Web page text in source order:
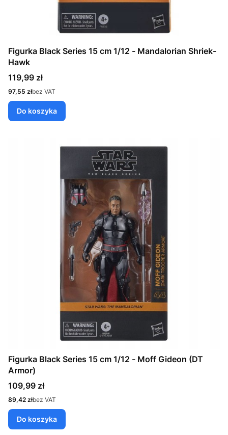
Figurka Black Series 15 cm 1/12 - Mandalorian Shriek-
Hawk
Cena
119,99 zł
Cena
97,55 złbez VAT
Do koszyka
Figurka Black Series 15 cm 1/12 - Moff Gideon (DT
Armor)
Cena
109,99 zł
Cena
89,42 złbez VAT
Do koszyka